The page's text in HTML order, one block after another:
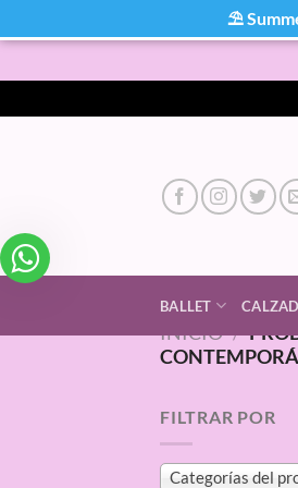
al
BALLET
INICIO /
FILTRAR POR
Categorías del
⛱